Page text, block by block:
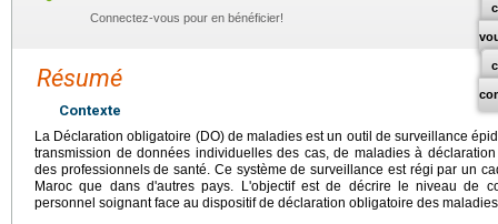
Connectez-vous pour en bénéficier!
Résumé
Contexte
La Déclaration obligatoire (DO) de maladies est un outil de surveillance
transmission de données individuelles des cas, de maladies à
des professionnels de santé. Ce système de surveillance est régi par un
Maroc que dans d'autres pays. L'objectif est de décrire le niveau de
personnel soignant face au dispositif de déclaration obligatoire des